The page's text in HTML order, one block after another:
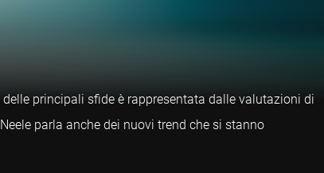
principali sfide è rappresentata dalle valutazioni di
parla anche dei nuovi trend che si stanno